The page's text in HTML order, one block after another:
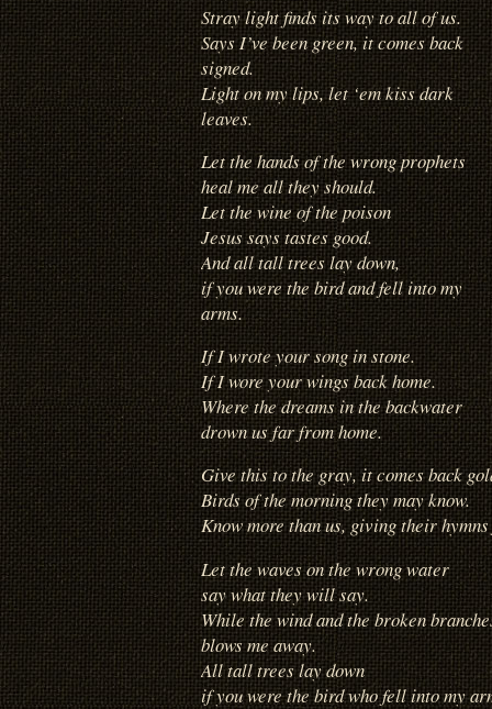
Stray light finds its way to all of us.
Says I’ve been green, it comes back
signed.
Light on my lips, let ‘em kiss dark
leaves.
Let the hands of the wrong prophets
heal me all they should.
Let the wine of the poison
Jesus says tastes good.
And all tall trees lay down,
if you were the bird and fell into my
arms.
If I wrote your song in stone.
If I wore your wings back home.
Where the dreams in the backwater
drown us far from home.
Give this to the gray, it comes back
Birds of the morning they may know.
Know more than us, giving their
Let the waves on the wrong water
say what they will say.
While the wind and the broken
blows me away.
All tall trees lay down
if you were the bird who fell into my